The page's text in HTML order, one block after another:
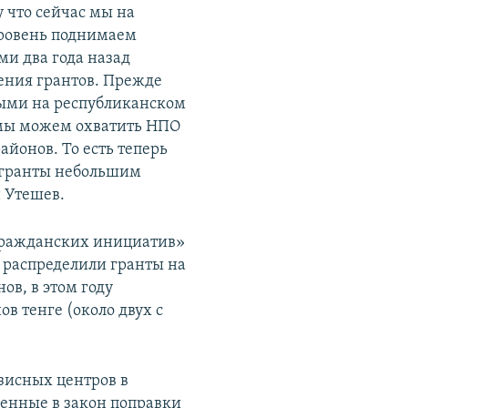
сейчас мы на
поднимаем
два года назад
грантов. Прежде
на республиканском
можем охватить НПО
То есть теперь
небольшим
Утешев.
инициатив»
распределили гранты на
в этом году
тенге (около двух с
центров в
в закон поправки